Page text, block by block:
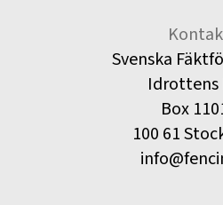
Svenska
Idrottens
Box
100 61